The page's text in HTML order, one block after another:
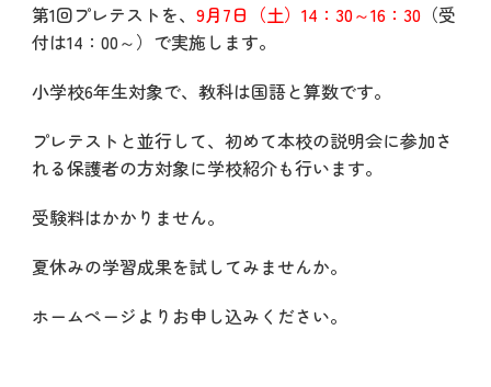
第1回プレテストを、9月7日（土）14：30～16：30 （受
付は14：00～）で実施します。
小学校6年生対象で、教科は国語と算数です。
プレテストと並行して、初めて本校の説明会に参加さ
れる保護者の方対象に学校紹介も行います。
受験料はかかりません。
夏休みの学習成果を試してみませんか。
ホームページよりお申し込みください。